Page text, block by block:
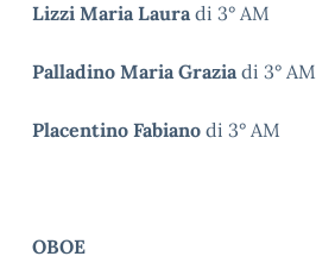
Lizzi Maria Lauradi 3° AM
Palladino Maria Graziadi 3° AM
Placentino Fabiano di 3° AM
OBOE